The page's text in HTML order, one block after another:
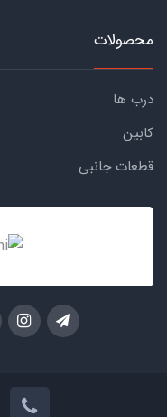
محصولات
درب ها
کابین
قطعات جانبی